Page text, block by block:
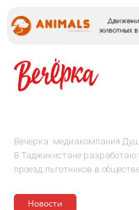
Вечёрка: медиакомпания
В Таджикистане
проезд льготников в
Новости